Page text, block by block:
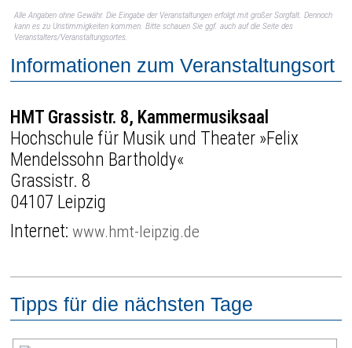
Alle Angaben ohne Gewähr. Die Eingabe der Veranstaltungen erfolgt mit großer Sorgfalt. Dennoch
kann es zu Unstimmigkeiten kommen. Bitte schauen Sie ggf. auch auf die Seite des
Veranstalters/Veranstaltungsortes.
Informationen zum Veranstaltungsort
HMT Grassistr. 8, Kammermusiksaal
Hochschule für Musik und Theater »Felix
Mendelssohn Bartholdy«
Grassistr. 8
04107 Leipzig
Internet:www.hmt-leipzig.de
Tipps für die nächsten Tage